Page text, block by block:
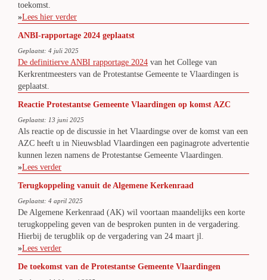
toekomst.
»Lees hier verder
ANBI-rapportage 2024 geplaatst
Geplaatst: 4 juli 2025
De definitierve ANBI rapportage 2024 van het College van
Kerkrentmeesters van de Protestantse Gemeente te Vlaardingen is
geplaatst.
Reactie Protestantse Gemeente Vlaardingen op komst AZC
Geplaatst: 13 juni 2025
Als reactie op de discussie in het Vlaardingse over de komst van een
AZC heeft u in Nieuwsblad Vlaardingen een paginagrote advertentie
kunnen lezen namens de Protestantse Gemeente Vlaardingen.
»Lees verder
Terugkoppeling vanuit de Algemene Kerkenraad
Geplaatst: 4 april 2025
De Algemene Kerkenraad (AK) wil voortaan maandelijks een korte
terugkoppeling geven van de besproken punten in de vergadering.
Hierbij de terugblik op de vergadering van 24 maart jl.
»Lees verder
De toekomst van de Protestantse Gemeente Vlaardingen